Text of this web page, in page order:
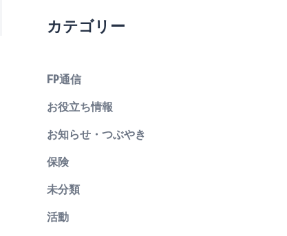
カテゴリー
FP通信
お役立ち情報
お知らせ・つぶやき
保険
未分類
活動